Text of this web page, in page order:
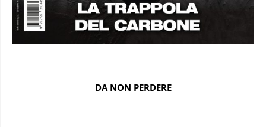
DA NON PERDERE